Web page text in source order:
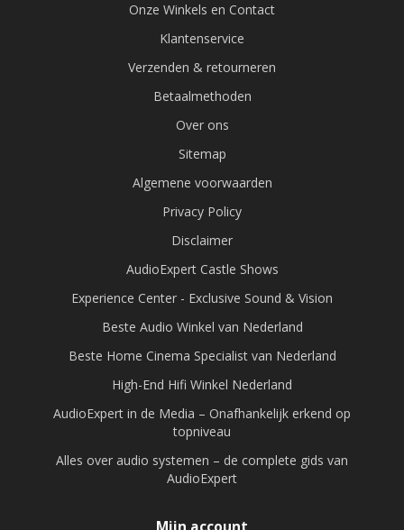
Onze Winkels en Contact
Klantenservice
Verzenden & retourneren
Betaalmethoden
Over ons
Sitemap
Algemene voorwaarden
Privacy Policy
Disclaimer
AudioExpert Castle Shows
Experience Center - Exclusive Sound & Vision
Beste Audio Winkel van Nederland
Beste Home Cinema Specialist van Nederland
High-End Hifi Winkel Nederland
AudioExpert in de Media – Onafhankelijk erkend op
topniveau
Alles over audio systemen – de complete gids van
AudioExpert